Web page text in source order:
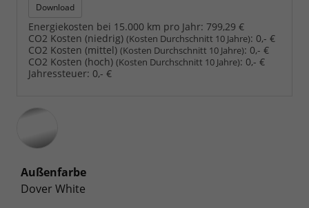
Download
Energiekosten bei 15.000 km pro Jahr: 799,29 €
CO2 Kosten (niedrig) (Kosten Durchschnitt 10 Jahre): 0,- €
CO2 Kosten (mittel) (Kosten Durchschnitt 10 Jahre): 0,- €
CO2 Kosten (hoch) (Kosten Durchschnitt 10 Jahre): 0,- €
Jahressteuer: 0,- €
Außenfarbe
Dover White